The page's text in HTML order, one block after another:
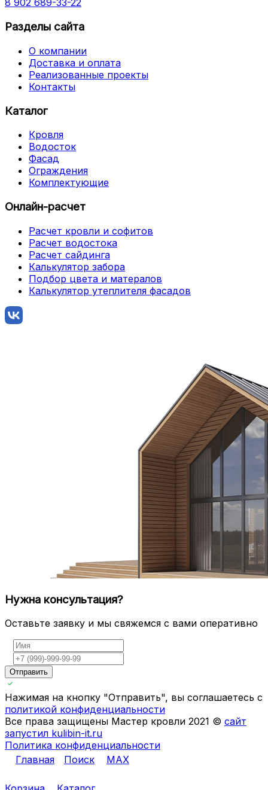
8 902 689-33-22
Разделы сайта
О компании
Доставка и оплата
Реализованные проекты
Контакты
Каталог
Кровля
Водосток
Фасад
Ограждения
Комплектующие
Онлайн-расчет
Расчет кровли и софитов
Расчет водостока
Расчет сайдинга
Калькулятор забора
Подбор цвета и матералов
Калькулятор утеплителя фасадов
Нужна консультация?
Оставьте заявку и мы свяжемся с вами оперативно
Отправить
Нажимая на кнопку "Отправить", вы соглашаетесь с
политикой конфиденциальности
Все права защищены Мастер кровли 2021 © сайт
запустил kulibin-it.ru
Политика конфиденциальности
Главная
Поиск MAX